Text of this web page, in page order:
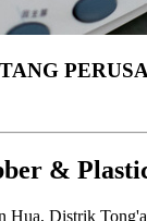
&
Hua, Distrik